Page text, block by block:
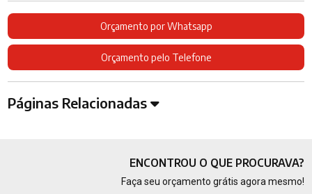
Orçamento por Whatsapp
Orçamento pelo Telefone
Páginas Relacionadas
ENCONTROU O QUE PROCURAVA?
Faça seu orçamento grátis agora mesmo!